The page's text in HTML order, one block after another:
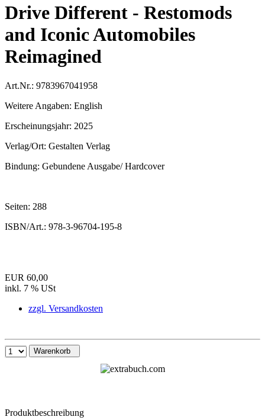
Drive Different - Restomods
and Iconic Automobiles
Reimagined
Art.Nr.: 9783967041958
Weitere Angaben: English
Erscheinungsjahr: 2025
Verlag/Ort: Gestalten Verlag
Bindung: Gebundene Ausgabe/ Hardcover
Seiten: 288
ISBN/Art.: 978-3-96704-195-8
EUR 60,00
inkl. 7 % USt
zzgl. Versandkosten
Warenkorb
Produktbeschreibung